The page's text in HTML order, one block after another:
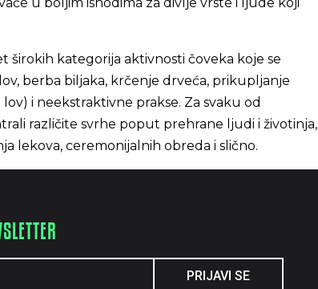
širokih kategorija aktivnosti čoveka koje se
berba biljaka, krčenje drveća, prikupljanje
i neekstraktivne prakse. Za svaku od
različite svrhe poput prehrane ljudi i životinja,
lekova, ceremonijalnih obreda i slično.
PRIJAVI SE